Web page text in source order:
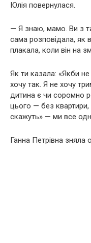
Юлія повернулася.
— Я знаю, мамо. Ви з
сама розповідала, як
плакала, коли він на
Як ти казала: «Якби
хочу так. Я не хочу
дитина є чи соромно
цього — без
скажуть» — ми все
Ганна Петрівна зняла